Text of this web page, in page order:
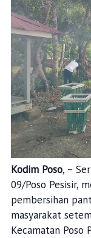
Kodim Poso, –
09/Poso Pesisir,
pembersihan
masyarakat
Kecamatan Poso